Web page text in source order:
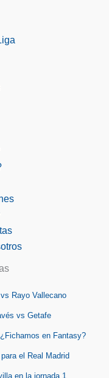
Rayo Vallecano
vs Getafe
en Fantasy?
el Real Madrid
en la jornada 1